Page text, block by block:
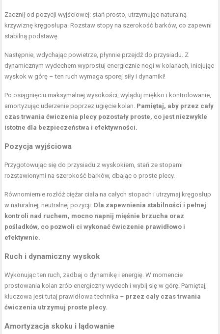
Zacznij od pozycji wyjściowej: stań prosto, utrzymując naturalną
krzywiznę kręgosłupa. Rozstaw stopy na szerokość barków, co zapewni
stabilną podstawę.
Następnie, wdychając powietrze, płynnie przejdź do przysiadu. Z
dynamicznym wydechem wyprostuj energicznie nogi w kolanach, inicjując
wyskok w górę – ten ruch wymaga sporej siły i dynamiki!
Po osiągnięciu maksymalnej wysokości, wyląduj miękko i kontrolowanie,
amortyzując uderzenie poprzez ugięcie kolan. Pamiętaj, aby przez cały
czas trwania ćwiczenia plecy pozostały proste, co jest niezwykle
istotne dla bezpieczeństwa i efektywności.
Pozycja wyjściowa
Przygotowując się do przysiadu z wyskokiem, stań ze stopami
rozstawionymi na szerokość barków, dbając o proste plecy.
Równomiernie rozłóż ciężar ciała na całych stopach i utrzymaj kręgosłup
w naturalnej, neutralnej pozycji. Dla zapewnienia stabilności i pełnej
kontroli nad ruchem, mocno napnij mięśnie brzucha oraz
pośladków, co pozwoli ci wykonać ćwiczenie prawidłowo i
efektywnie.
Ruch i dynamiczny wyskok
Wykonując ten ruch, zadbaj o dynamikę i energię. W momencie
prostowania kolan zrób energiczny wydech i wybij się w górę. Pamiętaj,
kluczowa jest tutaj prawidłowa technika – przez cały czas trwania
ćwiczenia utrzymuj proste plecy.
Amortyzacja skoku i lądowanie